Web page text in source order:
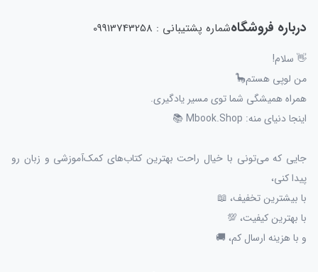
درباره فروشگاهشماره پشتیبانی : 09913743258
👋 سلام!
من لوپی هستم🦕
همراه همیشگی شما توی مسیر یادگیری.
اینجا دنیای منه: Mbook.Shop 📚
جایی که می‌تونی با خیال راحت بهترین کتاب‌های کمک‌آموزشی و زبان رو
پیدا کنی،
با بیشترین تخفیف، 📖
با بهترین کیفیت، 💯
و با هزینه ارسال کم، 🚚